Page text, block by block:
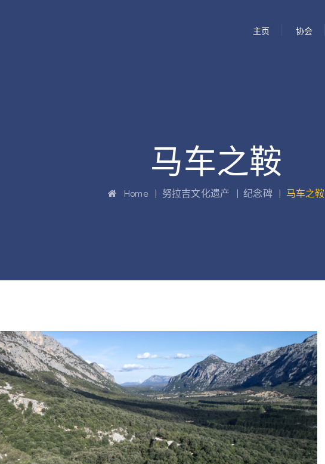
主页 协会
马车之鞍
Home| 努拉吉文化遗产 |纪念碑| 马车之鞍